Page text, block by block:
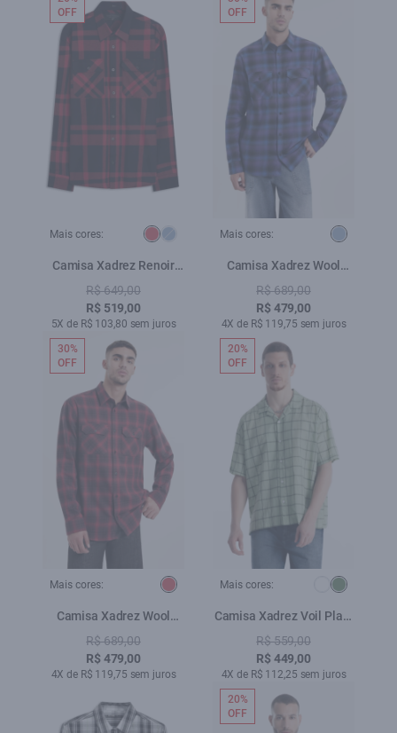
Mais cores:
Camisa Xadrez Renoir
Overshirt Irish Vermelho
R$ 649,00
R$ 519,00
5X de R$ 103,80 sem juros
OFF
Mais cores:
Camisa Xadrez Wool
Touch Estonia Loose Irish
Azul
R$ 689,00
R$ 479,00
4X de R$ 119,75 sem juros
OFF
Mais cores:
Camisa Xadrez Wool
Touch Denmark Loose
Cereja
R$ 689,00
R$ 479,00
4X de R$ 119,75 sem juros
30%
OFF
Mais cores:
Camisa Xadrez Voil Plaid
Overshirt Verde
R$ 559,00
R$ 449,00
4X de R$ 112,25 sem juros
20%
OFF
20%
OFF